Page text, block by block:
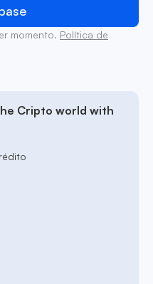
momento. Política de
Cripto world with